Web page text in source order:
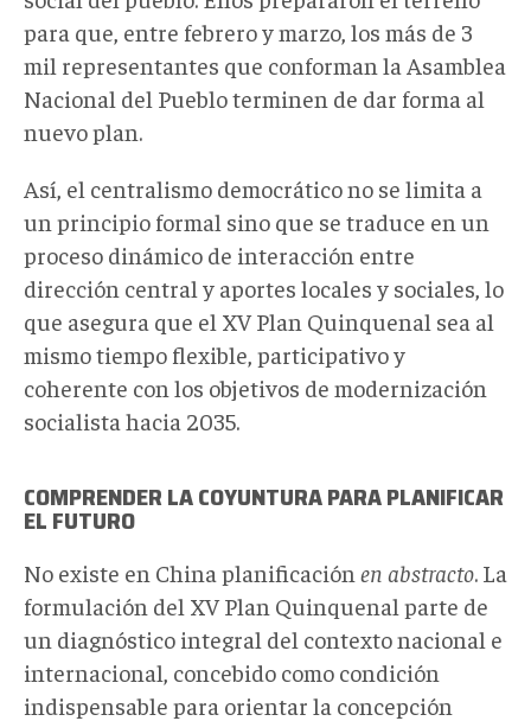
para que, entre febrero y marzo, los más de 3
mil representantes que conforman la Asamblea
Nacional del Pueblo terminen de dar forma al
nuevo plan.
Así, el centralismo democrático no se limita a
un principio formal sino que se traduce en un
proceso dinámico de interacción entre
dirección central y aportes locales y sociales, lo
que asegura que el XV Plan Quinquenal sea al
mismo tiempo flexible, participativo y
coherente con los objetivos de modernización
socialista hacia 2035.
COMPRENDER LA COYUNTURA PARA PLANIFICAR
EL FUTURO
No existe en China planificación en abstracto. La
formulación del XV Plan Quinquenal parte de
un diagnóstico integral del contexto nacional e
internacional, concebido como condición
indispensable para orientar la concepción